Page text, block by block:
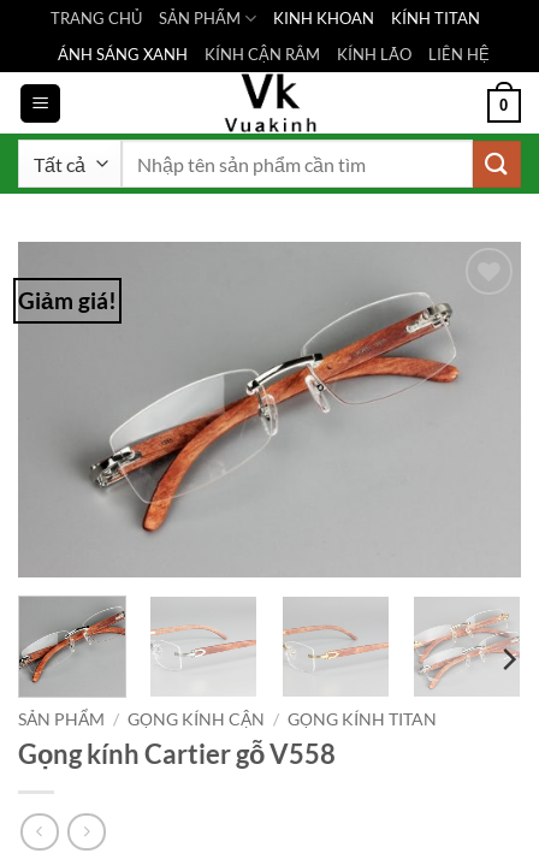
nội
dung
TRANG CHỦ SẢN PHẨM KINH KHOAN
KÍNH TITAN
ÁNH SÁNG XANH
KÍNH CẬN RÂM KÍNH LÃO LIÊN HỆ
0
Giảm giá!
Wishlist
SẢN PHẨM / GỌNG KÍNH CẬN / GỌNG KÍNH TITAN
Gọng kính Cartier gỗ V558